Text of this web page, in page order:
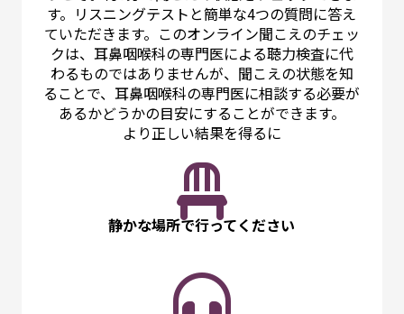
す。リスニングテストと簡単な4つの質問に答え
ていただきます。このオンライン聞こえのチェッ
クは、耳鼻咽喉科の専門医による聴力検査に代
わるものではありませんが、聞こえの状態を知
ることで、耳鼻咽喉科の専門医に相談する必要が
あるかどうかの目安にすることができます。
より正しい結果を得るに
静かな場所で行ってください